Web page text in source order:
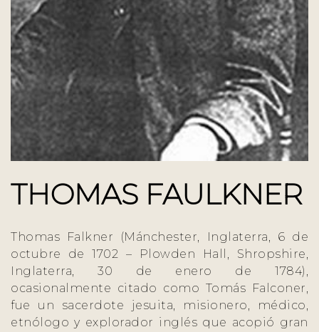
THOMAS FAULKNER
Thomas Falkner (Mánchester, Inglaterra, 6 de
octubre de 1702 – Plowden Hall, Shropshire,
Inglaterra, 30 de enero de 1784),
ocasionalmente citado como Tomás Falconer,
fue un sacerdote jesuita, misionero, médico,
etnólogo y explorador inglés que acopió gran